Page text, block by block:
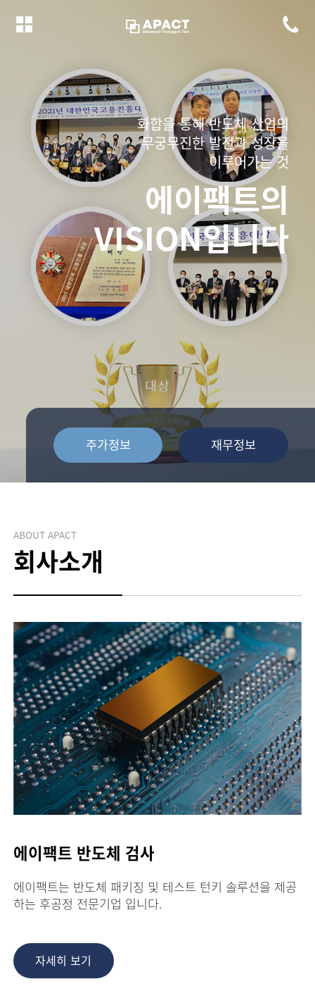
화합을 통해 반도체 산업의
무궁무진한 발전과 성장을
이루어가는 것
에이팩트의
VISION입니다
주가정보 재무정보
ABOUT APACT
회사소개
에이팩트 반도체 검사
에이팩트는 반도체 패키징 및 테스트 턴키 솔루션을 제공
하는 후공정 전문기업 입니다.
자세히 보기